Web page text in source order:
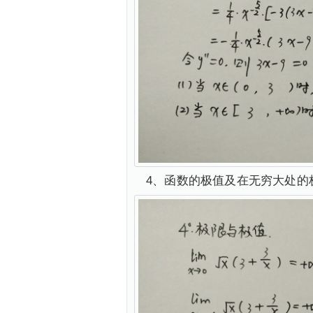
4、函数的极值及在无穷大处的